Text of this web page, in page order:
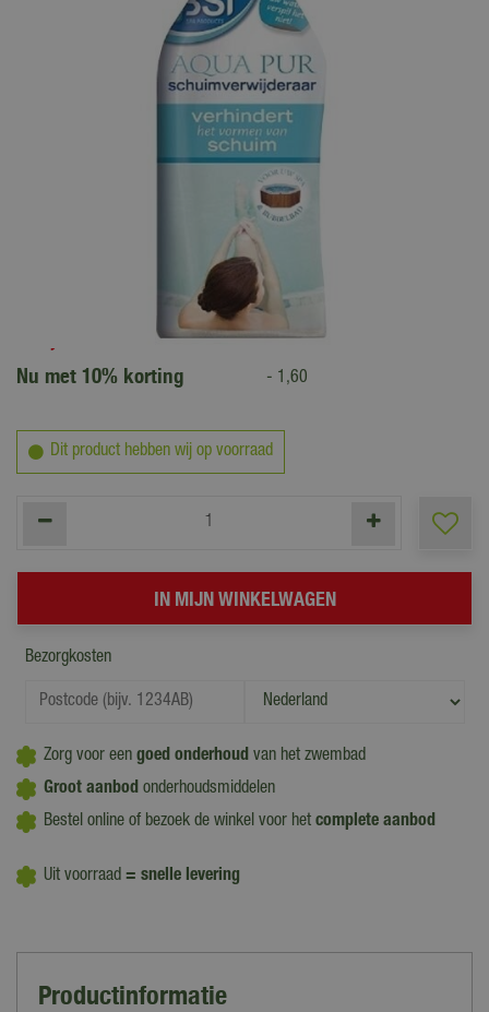
Nu met 10% korting - 1 ,60
Dit product hebben wij op voorraad
Bezorgkosten
Zorg voor een goed onderhoud van het zwembad
Groot aanbod onderhoudsmiddelen
Bestel online of bezoek de winkel voor het complete aanbod
Uit voorraad = snelle levering
Productinformatie